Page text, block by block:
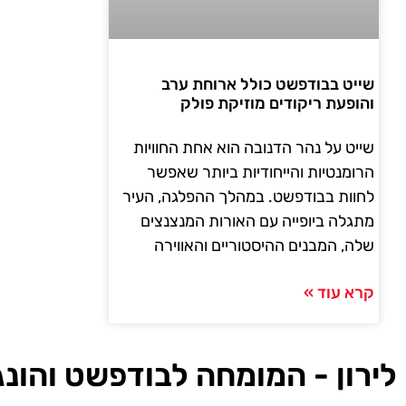
שייט בבודפשט כולל ארוחת ערב
והופעת ריקודים מוזיקת פולק
שייט על נהר הדנובה הוא אחת החוויות
הרומנטיות והייחודיות ביותר שאפשר
לחוות בבודפשט. במהלך ההפלגה, העיר
מתגלה ביופייה עם האורות המנצנצים
שלה, המבנים ההיסטוריים והאווירה
קרא עוד »
לירון - המומחה לבודפשט